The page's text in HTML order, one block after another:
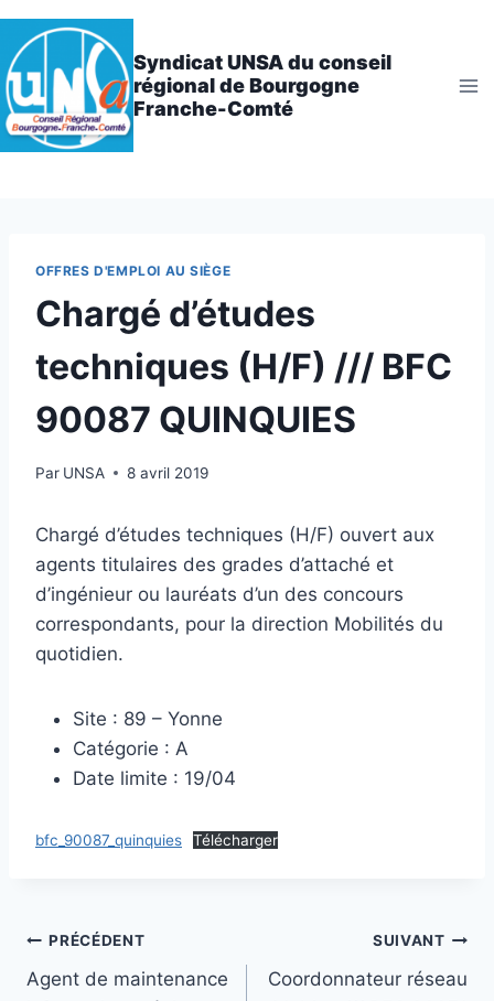
Aller
au
contenu
Syndicat UNSA du conseil
régional de Bourgogne
Franche-Comté
OFFRES D'EMPLOI AU SIÈGE
Chargé d’études
techniques (H/F) /// BFC
90087 QUINQUIES
Par UNSA 8 avril 2019
Chargé d’études techniques (H/F) ouvert aux
agents titulaires des grades d’attaché et
d’ingénieur ou lauréats d’un des concours
correspondants, pour la direction Mobilités du
quotidien.
Site : 89 – Yonne
Catégorie : A
Date limite : 19/04
bfc_90087_quinquies Télécharger
Navigation
de
PRÉCÉDENT
Agent de maintenance
SUIVANT
Coordonnateur réseau